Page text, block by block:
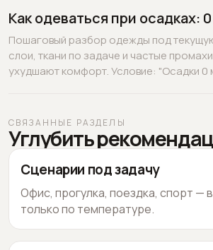
Как одеваться при осадках:
Пошаговый разбор одежды под
слои, ткани по задаче и частые
ухудшают комфорт. Условие: "Осадки 0
СВЯЗАННЫЕ РАЗДЕЛЫ
Углубить
Сценарии под задачу
Офис, прогулка, поездка, спорт —
только по температуре.